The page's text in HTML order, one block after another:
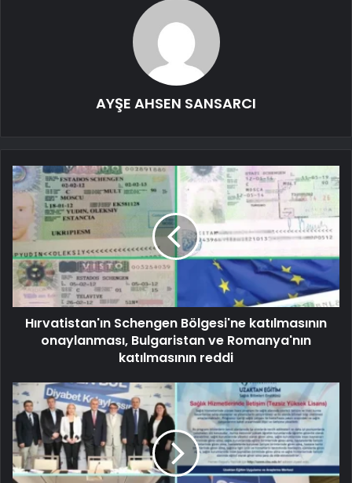
AYŞE AHSEN SANSARCI
Hırvatistan'ın Schengen Bölgesi'ne katılmasının
onaylanması, Bulgaristan ve Romanya'nın
katılmasının reddi